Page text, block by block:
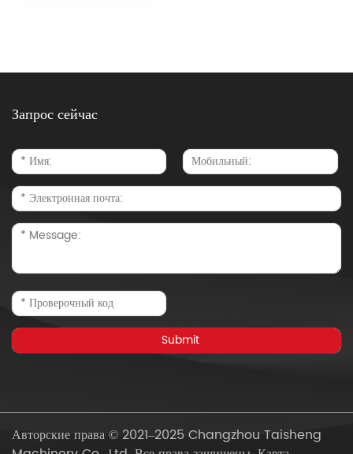
Запрос сейчас
Авторские права © 2021–2025 Changzhou Taisheng